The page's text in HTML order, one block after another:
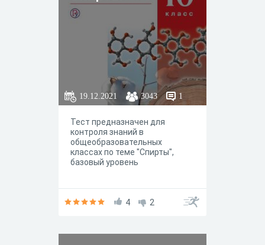
построена на основе новых
методических идей и не имеет
опубликованных аналогов.
19.12.2021 3043 1
Тест предназначен для
контроля знаний в
общеобразовательных
классах по теме "Спирты",
базовый уровень
4 2